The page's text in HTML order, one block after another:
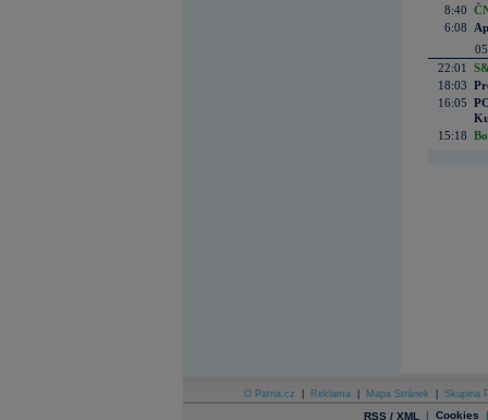
8:40
6:08
22:01
18:03
16:05
15:18
O Patria.cz Reklama Mapa Stránek Skupina
RSS / XML | Cookies |